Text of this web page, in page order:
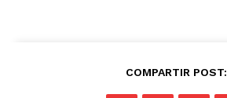
COMPARTIR POST: